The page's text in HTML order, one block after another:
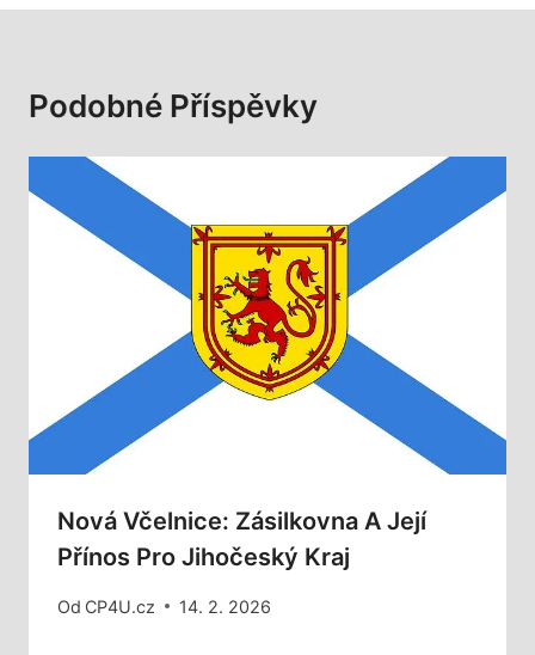
Podobné Příspěvky
Nová Včelnice: Zásilkovna A Její
Přínos Pro Jihočeský Kraj
Od CP4U.cz 14. 2. 2026